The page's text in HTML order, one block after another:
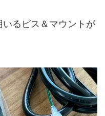
るビス＆マウントが